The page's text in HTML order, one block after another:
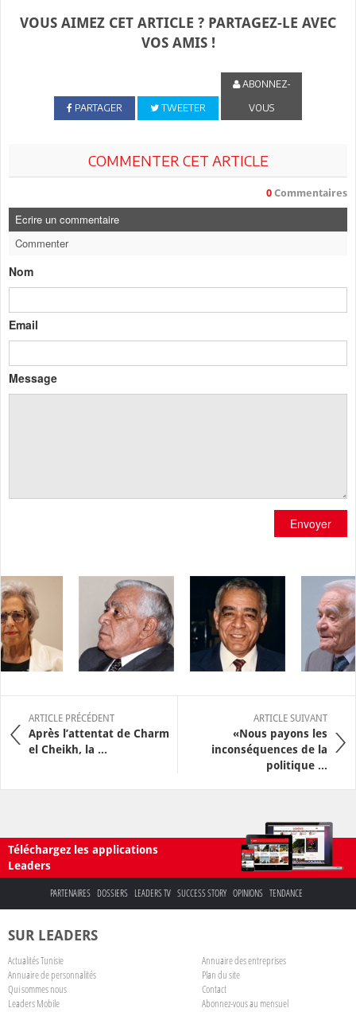
VOUS AIMEZ CET ARTICLE ? PARTAGEZ-LE AVEC
VOS AMIS !
PARTAGER TWEETER
ABONNEZ-
VOUS
COMMENTER CET ARTICLE
0 Commentaires
Ecrire un commentaire
Commenter
Nom
Email
Message
Envoyer
ARTICLE PRÉCÉDENT
Après l’attentat de Charm
el Cheikh, la ...
ARTICLE SUIVANT
«Nous payons les
inconséquences de la
politique ...
Téléchargez les applications
Leaders
PARTENAIRES DOSSIERS LEADERS TV SUCCESS STORY OPINIONS TENDANCE
SUR LEADERS
Actualités Tunisie
Annuaire des entreprises
Annuaire de personnalités
Plan du site
Qui sommes nous
Contact
Leaders Mobile
Abonnez-vous au mensuel